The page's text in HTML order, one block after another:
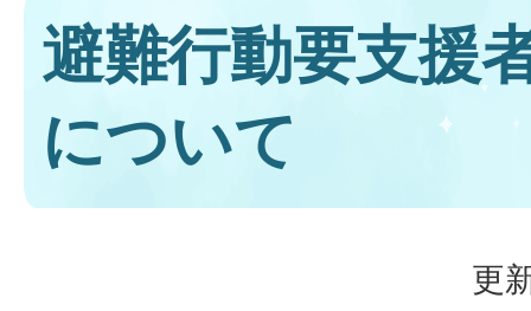
避難行動要支援
について
更